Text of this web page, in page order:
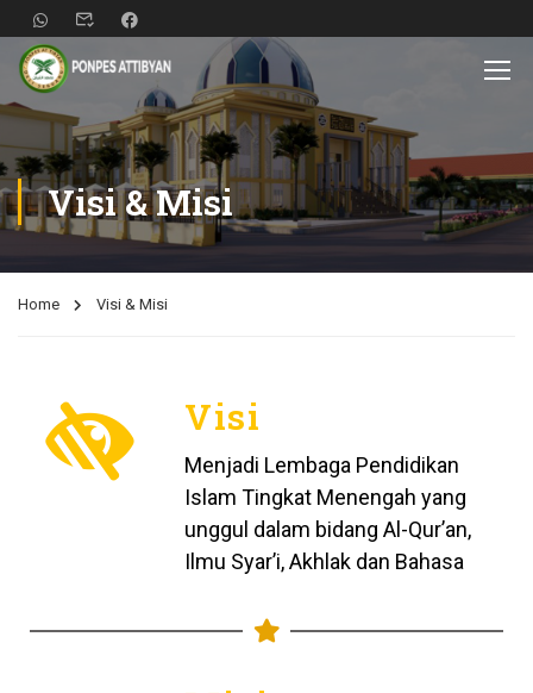
Visi & Misi
Home Visi & Misi
Visi
Menjadi Lembaga Pendidikan
Islam Tingkat Menengah yang
unggul dalam bidang Al-Qur’an,
Ilmu Syar’i, Akhlak dan Bahasa